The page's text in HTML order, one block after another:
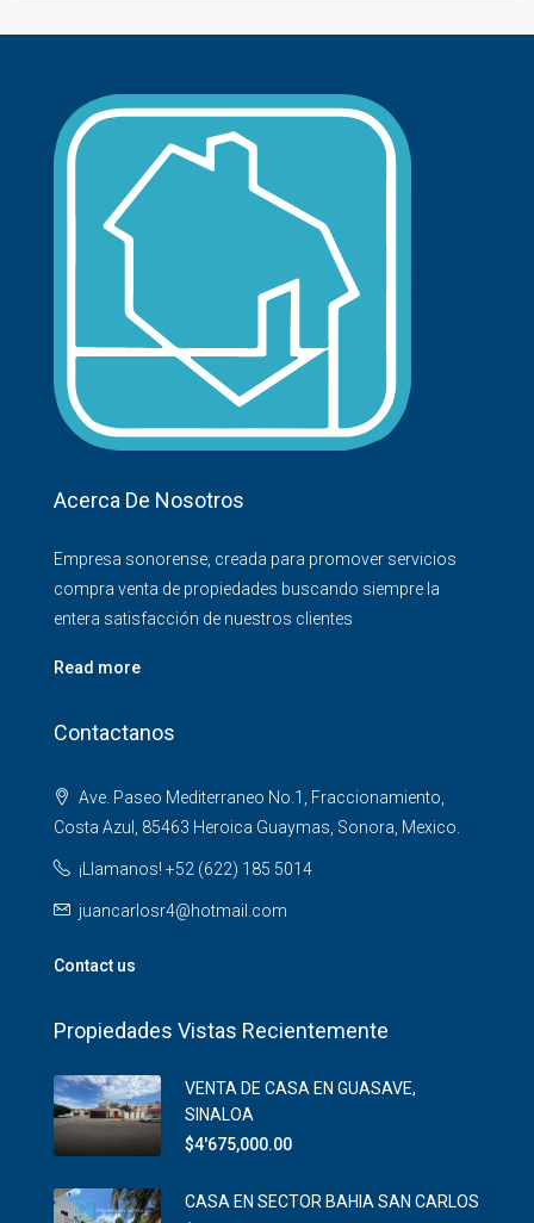
Acerca De Nosotros
Empresa sonorense, creada para promover servicios
compra venta de propiedades buscando siempre la
entera satisfacción de nuestros clientes
Read more
Contactanos
Ave. Paseo Mediterraneo No.1, Fraccionamiento,
Costa Azul, 85463 Heroica Guaymas, Sonora, Mexico.
¡Llamanos! +52 (622) 185 5014
juancarlosr4@hotmail.com
Contact us
Propiedades Vistas Recientemente
VENTA DE CASA EN GUASAVE,
SINALOA
$4'675,000.00
CASA EN SECTOR BAHIA SAN CARLOS